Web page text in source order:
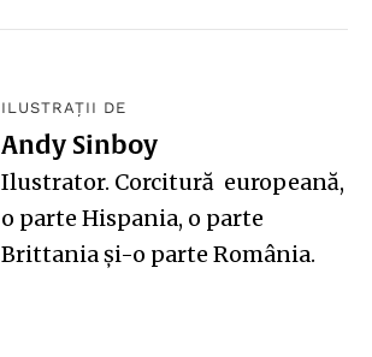
ILUSTRAȚII DE
Andy Sinboy
Ilustrator. Corcitură europeană,
o parte Hispania, o parte
Brittania și-o parte România.